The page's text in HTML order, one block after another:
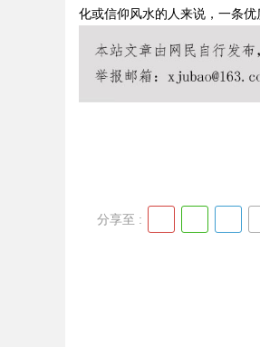
化或信仰风水的人来说，一条
分享至 :